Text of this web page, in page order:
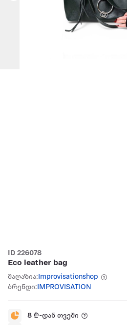
ID 226078
Eco leather bag
მაღაზია:Improvisationshop
ბრენდი:IMPROVISATION
8 ₾-დან თვეში